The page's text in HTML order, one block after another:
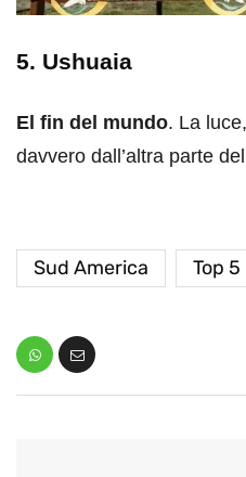
5. Ushuaia
El fin del mundo. La
davvero dall’altra parte
Sud America Top 5